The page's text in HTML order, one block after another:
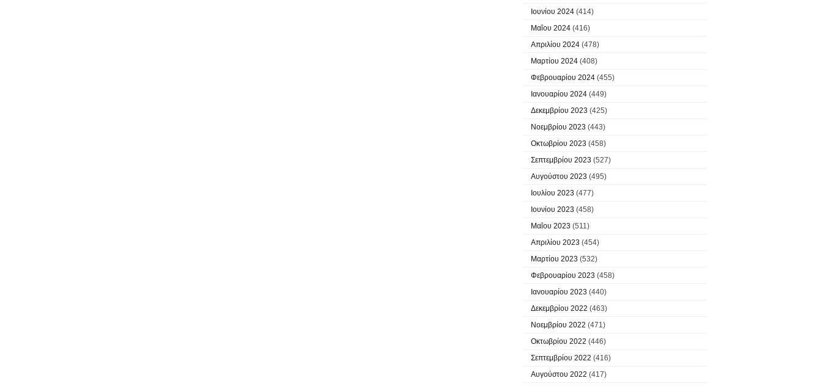
Ιουνίου 2024 (414)
Μαΐου 2024 (416)
Απριλίου 2024 (478)
Μαρτίου 2024 (408)
Φεβρουαρίου 2024 (455)
Ιανουαρίου 2024 (449)
Δεκεμβρίου 2023 (425)
Νοεμβρίου 2023 (443)
Οκτωβρίου 2023 (458)
Σεπτεμβρίου 2023 (527)
Αυγούστου 2023 (495)
Ιουλίου 2023 (477)
Ιουνίου 2023 (458)
Μαΐου 2023 (511)
Απριλίου 2023 (454)
Μαρτίου 2023 (532)
Φεβρουαρίου 2023 (458)
Ιανουαρίου 2023 (440)
Δεκεμβρίου 2022 (463)
Νοεμβρίου 2022 (471)
Οκτωβρίου 2022 (446)
Σεπτεμβρίου 2022 (416)
Αυγούστου 2022 (417)